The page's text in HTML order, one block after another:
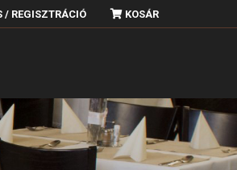
/ REGISZTRÁCIÓ KOSÁR